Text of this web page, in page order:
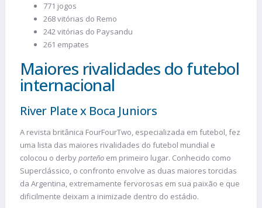
771 jogos
268 vitórias do Remo
242 vitórias do Paysandu
261 empates
Maiores rivalidades do futebol
internacional
River Plate x Boca Juniors
A revista britânica FourFourTwo, especializada em futebol, fez
uma lista das maiores rivalidades do futebol mundial e
colocou o derbyporteño em primeiro lugar. Conhecido como
Superclássico, o confronto envolve as duas maiores torcidas
da Argentina, extremamente fervorosas em sua paixão e que
dificilmente deixam a inimizade dentro do estádio.